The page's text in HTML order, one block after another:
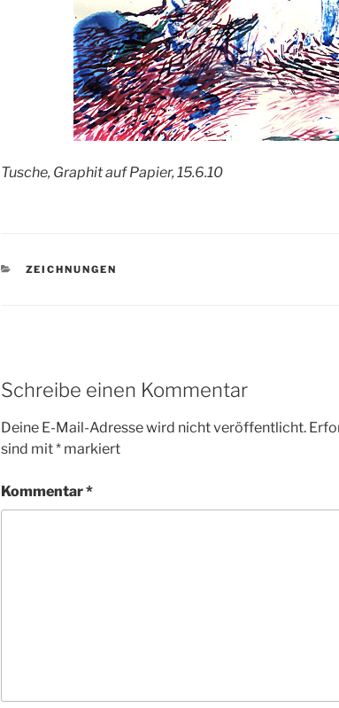
Tusche, Graphit auf Papier, 15.6.10
KATEGORIEN
ZEICHNUNGEN
Schreibe einen Kommentar
Deine E-Mail-Adresse wird nicht veröffentlicht.
sind mit* markiert
Kommentar*